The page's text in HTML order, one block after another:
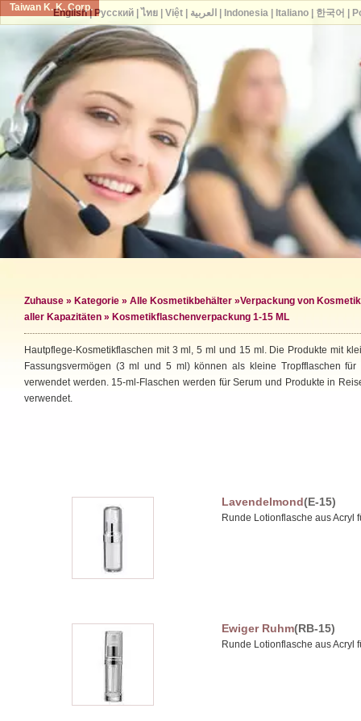
Taiwan K. K. Corp.
Zuhause » Kategorie » Alle Kosmetikbehälter »Verpackung von
aller Kapazitäten » Kosmetikflaschenverpackung 1-15 ML
Hautpflege-Kosmetikflaschen mit 3 ml, 5 ml und 15 ml. Die Produkte mit
Fassungsvermögen (3 ml und 5 ml) können als kleine Tropfflaschen für
verwendet werden. 15-ml-Flaschen werden für Serum und Produkte in
verwendet.
Lavendelmond(E-15)
Runde Lotionflasche aus Acryl
Ewiger Ruhm(RB-15)
Runde Lotionflasche aus Acryl
English| Русский| ไทย| Việt| العربية Indonesia| Italiano| 한국어